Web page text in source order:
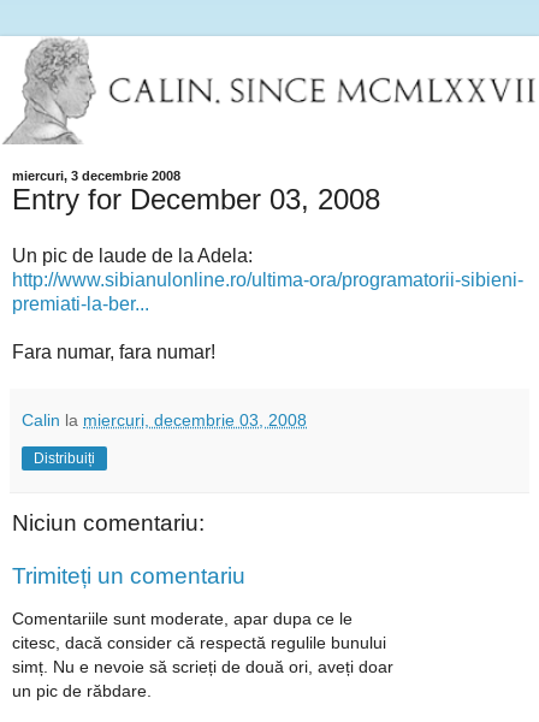
miercuri, 3 decembrie 2008
Entry for December 03, 2008
Un pic de laude de la Adela:
http://www.sibianulonline.ro/ultima-ora/programatorii-sibieni-
premiati-la-ber...
Fara numar, fara numar!
Calin la miercuri, decembrie 03, 2008
Distribuiți
Niciun comentariu:
Trimiteți un comentariu
Comentariile sunt moderate, apar dupa ce le
citesc, dacă consider că respectă regulile bunului
simț. Nu e nevoie să scrieți de două ori, aveți doar
un pic de răbdare.